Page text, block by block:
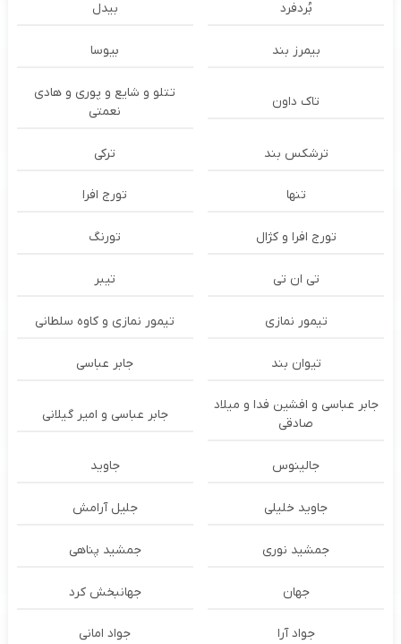
بُردفرد بیدل
بیمرز بند بیوسا
تاک داون
تتلو و شایع و پوری و هادی
نعمتی
ترشكس بند ترکی
تنها تورج افرا
تورج افرا و کژال تورنگ
تی ان تی تیبر
تیمور نمازی تیمور نمازی و کاوه سلطانی
تیوان بند جابر عباسی
جابر عباسی و افشین فدا و میلاد
صادقی
جابر عباسی و امیر گیلانی
جالینوس جاوید
جاوید خلیلی جلیل آرامش
جمشید نوری جمشید پناهی
جهان جهانبخش کرد
جواد آرا جواد امانی